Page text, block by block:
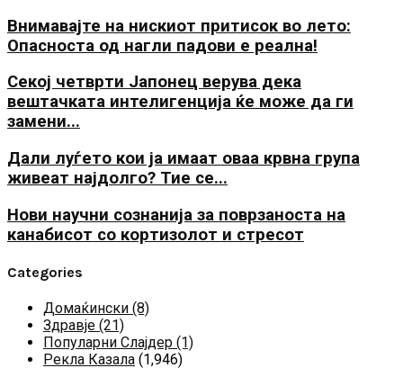
Внимавајте на нискиот притисок во лето:
Опасноста од нагли падови е реална!
Секој четврти Јапонец верува дека
вештачката интелигенција ќе може да ги
замени...
Дали луѓето кои ја имаат оваа крвна група
живеат најдолго? Тие се...
Нови научни сознанија за поврзаноста на
канабисот со кортизолот и стресот
Categories
Домаќински (8)
Здравје (21)
Популарни Слајдер (1)
Рекла Казала (1,946)